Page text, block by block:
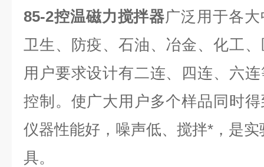
85-2控温磁力搅拌器广泛用于各
卫生、防疫、石油、冶金、化工
用户要求设计有二连、四连、六
控制。使广大用户多个样品同时
仪器性能好，噪声低、搅拌*，是
具。